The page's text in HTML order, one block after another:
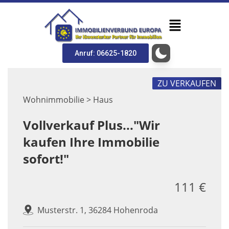
Anruf: 06625-1820
Wohnimmobilie > Haus
ZU VERKAUFEN
Vollverkauf Plus..."Wir
kaufen Ihre Immobilie
sofort!"
Musterstr. 1, 36284 Hohenroda
111 €